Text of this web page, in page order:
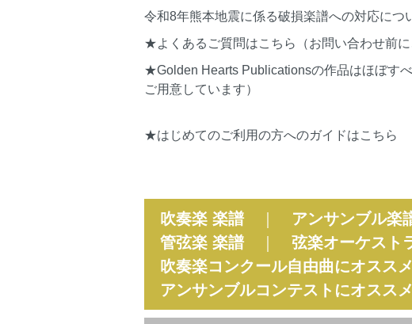
令和8年熊本地震に係る破損楽譜への対応につ
★よくあるご質問はこちら（お問い合わせ前に
★Golden Hearts Publicationsの作品はほぼす
ご用意しています）
★はじめてのご利用の方へのガイドはこちら
吹奏楽 楽譜｜ アンサンブル楽
管弦楽 楽譜｜ 弦楽オーケスト
吹奏楽コンクール自由曲にオスス
アンサンブルコンテストにオスス